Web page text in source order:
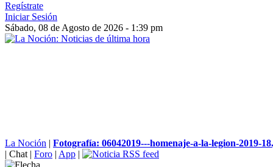
Regístrate
Iniciar Sesión
Sábado, 08 de Agosto de 2026 - 1:39 pm
La Noción | Fotografía: 06042019---homenaje-a-la-legion-2019-
| Chat | Foro | App |